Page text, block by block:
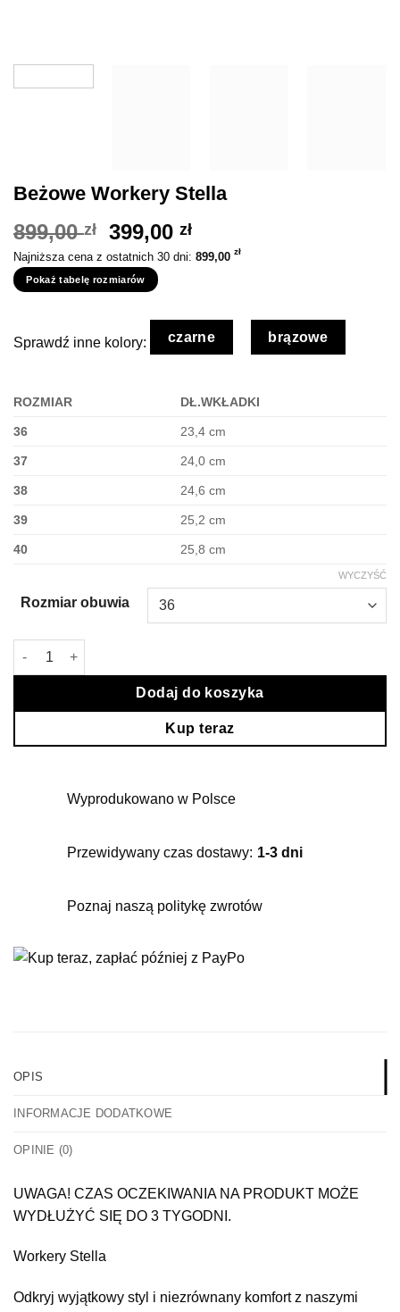
Beżowe Workery Stella
899,00zł
Pierwotna
cena
wynosiła:
899,00 zł.
399,00złAktualna
cena
Najniższa cena z ostatnich 30 dni: 899,00 zł
Pokaż tabelę rozmiarów
Sprawdź inne kolory: czarne brązowe
ROZMIAR DŁ.WKŁADKI
36 23,4 cm
37 24,0 cm
38 24,6 cm
39 25,2 cm
40 25,8 cm
Rozmiar obuwia
WYCZYŚĆ
ilość Beżowe Workery Stella
Dodaj do koszyka
Kup teraz
Wyprodukowano w Polsce
Przewidywany czas dostawy: 1-3 dni
Poznaj naszą politykę zwrotów
OPIS
INFORMACJE DODATKOWE
OPINIE (0)
UWAGA! CZAS OCZEKIWANIA NA PRODUKT MOŻE
WYDŁUŻYĆ SIĘ DO 3 TYGODNI.
Workery Stella
Odkryj wyjątkowy styl i niezrównany komfort z naszymi